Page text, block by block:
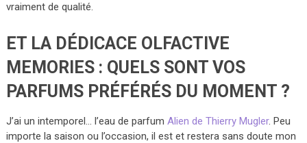
vraiment de qualité.
ET LA DÉDICACE OLFACTIVE
MEMORIES : QUELS SONT VOS
PARFUMS PRÉFÉRÉS DU MOMENT ?
J’ai un intemporel… l’eau de parfum Alien de Thierry Mugler. Peu
importe la saison ou l’occasion, il est et restera sans doute mon